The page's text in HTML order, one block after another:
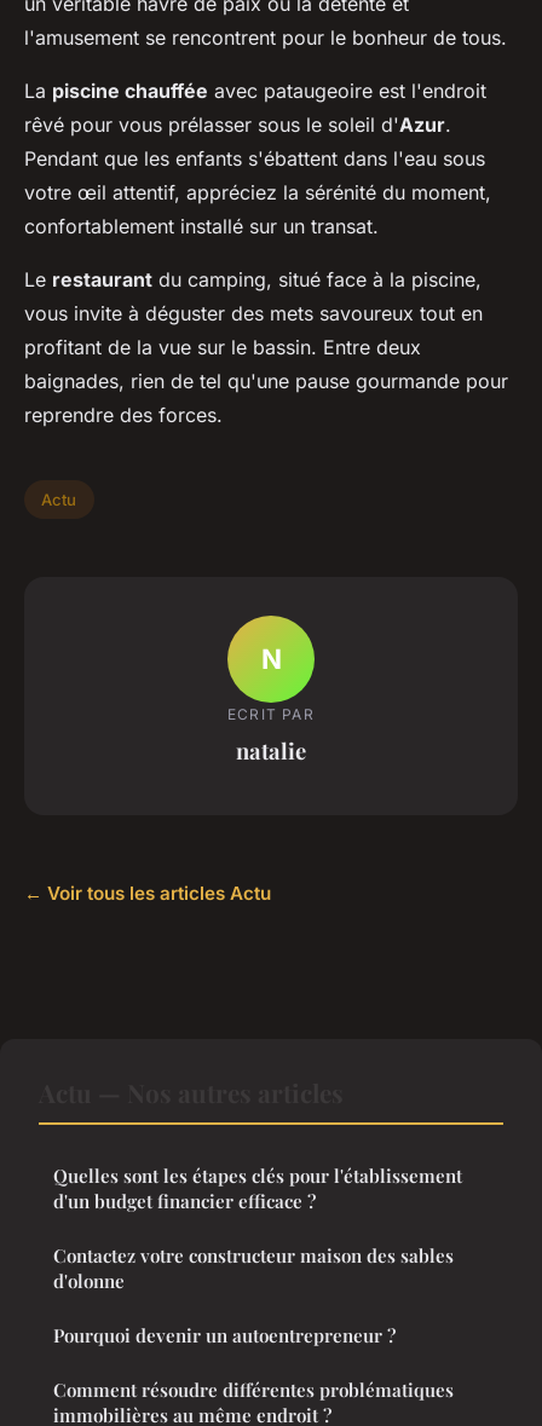
l'amusement se rencontrent pour le bonheur de tous.
La piscine chauffée avec pataugeoire est l'endroit
rêvé pour vous prélasser sous le soleil d'Azur.
Pendant que les enfants s'ébattent dans l'eau sous
votre œil attentif, appréciez la sérénité du moment,
confortablement installé sur un transat.
Le restaurant du camping, situé face à la piscine,
vous invite à déguster des mets savoureux tout en
profitant de la vue sur le bassin. Entre deux
baignades, rien de tel qu'une pause gourmande pour
reprendre des forces.
Actu
N
ECRIT PAR
natalie
← Voir tous les articles Actu
Quelles sont les étapes clés pour l'établissement
d'un budget financier efficace ?
Contactez votre constructeur maison des sables
d'olonne
Pourquoi devenir un autoentrepreneur ?
Comment résoudre différentes problématiques
immobilières au même endroit ?